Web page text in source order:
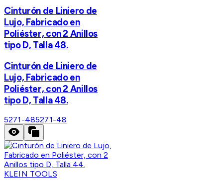
Cinturón de Liniero de
Lujo, Fabricado en
Poliéster, con 2 Anillos
tipo D, Talla 48.
Cinturón de Liniero de
Lujo, Fabricado en
Poliéster, con 2 Anillos
tipo D, Talla 48.
5271-485271-48
KLEIN TOOLS